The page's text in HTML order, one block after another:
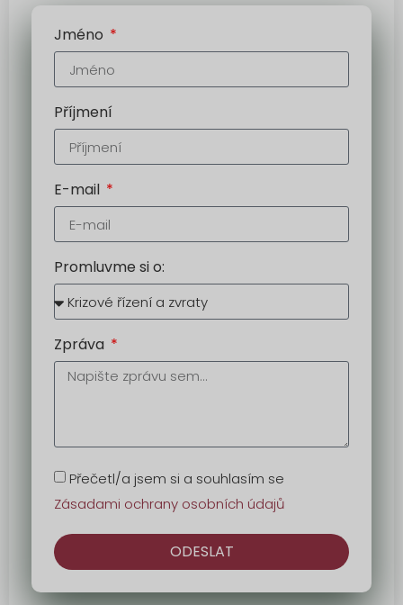
Jméno
Příjmení
E-mail
Promluvme si o:
Zpráva
Přečetl/a jsem si a souhlasím se
Zásadami ochrany osobních údajů
ODESLAT